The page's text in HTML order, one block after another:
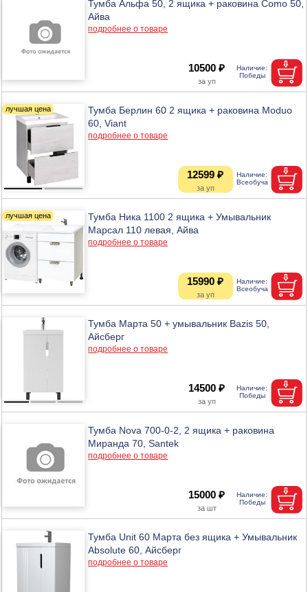
Тумба Альфа 50, 2 ящика + раковина Como 50,
Айва
подробнее о товаре
10500 ₽
Тумба Берлин 60 2 ящика + раковина Moduo
60, Viant
подробнее о товаре
12599 ₽
Тумба Ника 1100 2 ящика + Умывальник
Марсал 110 левая, Айва
подробнее о товаре
15990 ₽
Тумба Марта 50 + умывальник Bazis 50,
Айсберг
подробнее о товаре
14500 ₽
Тумба Nova 700-0-2, 2 ящика + раковина
Миранда 70, Santek
подробнее о товаре
15000 ₽
Тумба Unit 60 Марта без ящика + Умывальник
Absolute 60, Айсберг
подробнее о товаре